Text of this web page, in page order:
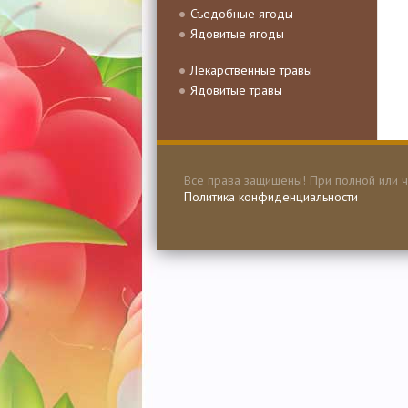
Съедобные ягоды
Ядовитые ягоды
Лекарственные травы
Ядовитые травы
Все права защищены! При полной или
Политика конфиденциальности